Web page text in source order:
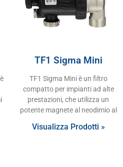
TF1 Sigma Mini
TF1 Sigma Mini è un filtro
compatto per impianti ad alte
prestazioni, che utilizza un
potente magnete al neodimio al
Visualizza Prodotti »